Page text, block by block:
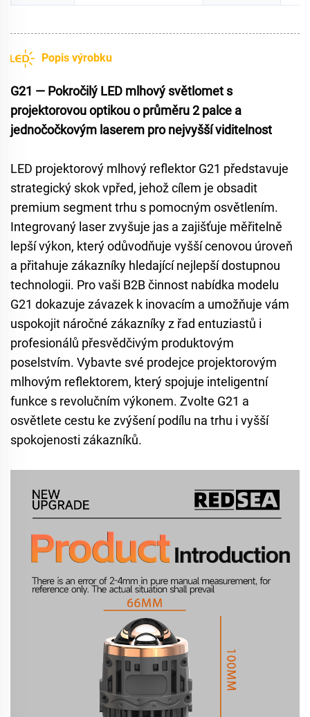
Popis výrobku
G21 — Pokročilý LED mlhový světlomet s
projektorovou optikou o průměru 2 palce a
jednočočkovým laserem pro nejvyšší viditelnost
LED projektorový mlhový reflektor G21 představuje
strategický skok vpřed, jehož cílem je obsadit
premium segment trhu s pomocným osvětlením.
Integrovaný laser zvyšuje jas a zajišťuje měřitelně
lepší výkon, který odůvodňuje vyšší cenovou úroveň
a přitahuje zákazníky hledající nejlepší dostupnou
technologii. Pro vaši B2B činnost nabídka modelu
G21 dokazuje závazek k inovacím a umožňuje vám
uspokojit náročné zákazníky z řad entuziastů i
profesionálů přesvědčivým produktovým
poselstvím. Vybavte své prodejce projektorovým
mlhovým reflektorem, který spojuje inteligentní
funkce s revolučním výkonem. Zvolte G21 a
osvětlete cestu ke zvýšení podílu na trhu i vyšší
spokojenosti zákazníků.